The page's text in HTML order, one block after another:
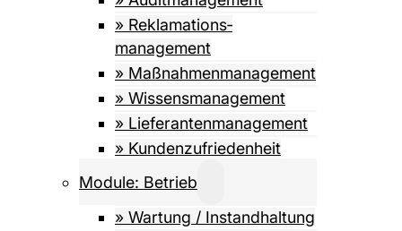
» Reklamations­
management
» Maßnahmen­management
» Wissens­management
» Lieferanten­­­management
» Kundenzufriedenheit
Module: Betrieb
» Wartung / Instandhaltung